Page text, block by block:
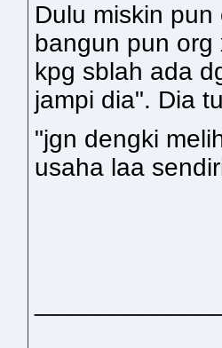
Dulu miskin
bangun pun
kpg sblah ada
jampi dia". Dia
"jgn dengki
usaha laa